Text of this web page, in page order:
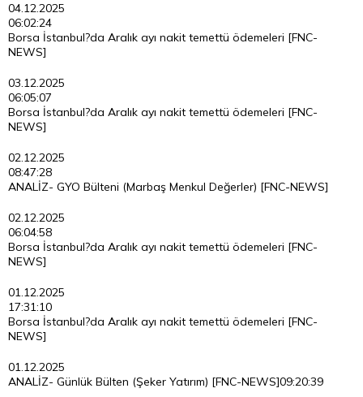
04.12.2025
06:02:24
Borsa İstanbul?da Aralık ayı nakit temettü ödemeleri [FNC-
NEWS]
03.12.2025
06:05:07
Borsa İstanbul?da Aralık ayı nakit temettü ödemeleri [FNC-
NEWS]
02.12.2025
08:47:28
ANALİZ- GYO Bülteni (Marbaş Menkul Değerler) [FNC-NEWS]
02.12.2025
06:04:58
Borsa İstanbul?da Aralık ayı nakit temettü ödemeleri [FNC-
NEWS]
01.12.2025
17:31:10
Borsa İstanbul?da Aralık ayı nakit temettü ödemeleri [FNC-
NEWS]
01.12.2025
09:20:39
ANALİZ- Günlük Bülten (Şeker Yatırım) [FNC-NEWS]